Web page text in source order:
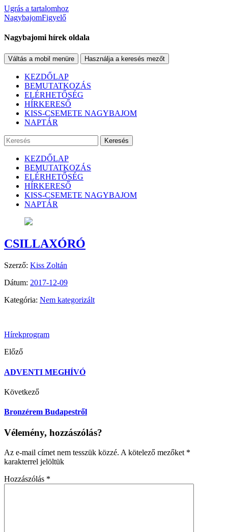
Ugrás a tartalomhoz
NagybajomFigyelő
Nagybajomi hírek oldala
Váltás a mobil menüre Használja a keresés mezőt
KEZDŐLAP
BEMUTATKOZÁS
ELÉRHETŐSÉG
HÍRKERESŐ
KISS-CSEMETE NAGYBAJOM
NAPTÁR
Keresés
KEZDŐLAP
BEMUTATKOZÁS
ELÉRHETŐSÉG
HÍRKERESŐ
KISS-CSEMETE NAGYBAJOM
NAPTÁR
CSILLAXÓRÓ
Szerző: Kiss Zoltán
Dátum: 2017-12-09
Kategória: Nem kategorizált
Hírekprogram
Előző
ADVENTI MEGHÍVÓ
Következő
Bronzérem Budapestről
Vélemény, hozzászólás?
Az e-mail címet nem tesszük közzé. A kötelező mezőket *
karakterrel jelöltük
Hozzászólás *